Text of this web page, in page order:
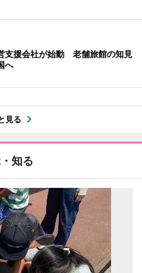
支援会社が始動 老舗旅館の知見
へ
見る
知る